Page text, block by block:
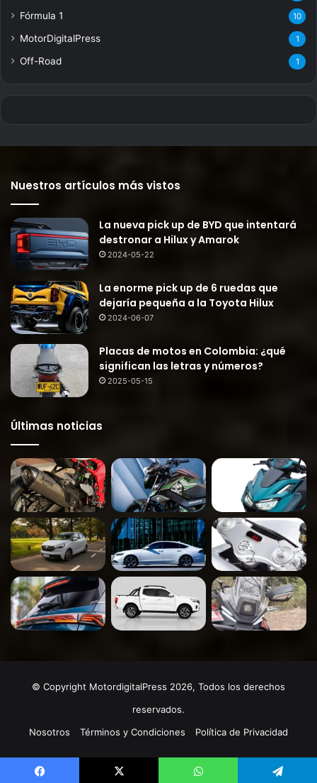
Fórmula 1 10
MotorDigitalPress 1
Off-Road 1
Nuestros artículos más vistos
La nueva pick up de BYD que intentará
destronar a Hilux y Amarok
2024-05-22
La enorme pick up de 6 ruedas que
dejaría pequeña a la Toyota Hilux
2024-06-07
Placas de motos en Colombia: ¿qué
significan las letras y números?
2025-05-15
Últimas noticias
© Copyright MotordigitalPress 2026, Todos los derechos
reservados.
Nosotros
Términos y Condiciones Política de Privacidad